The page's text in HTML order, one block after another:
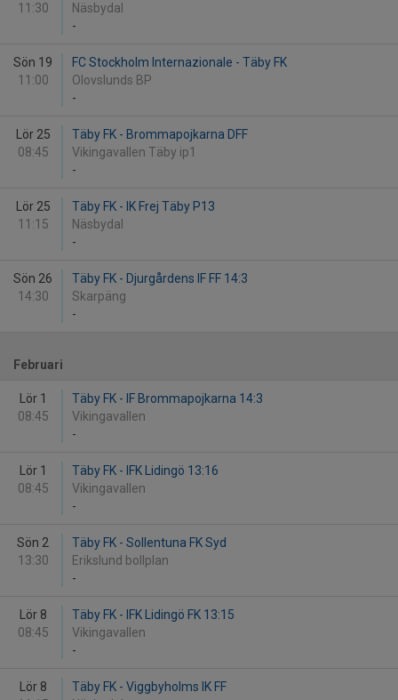
11:30
Näsbydal
-
Sön 19
11:00
FC Stockholm Internazionale - Täby FK
Olovslunds BP
-
Lör 25
08:45
Täby FK - Brommapojkarna DFF
Vikingavallen Täby ip1
-
Lör 25
11:15
Täby FK - IK Frej Täby P13
Näsbydal
-
Sön 26
14:30
Täby FK - Djurgårdens IF FF 14:3
Skarpäng
-
Februari
Lör 1
08:45
Täby FK - IF Brommapojkarna 14:3
Vikingavallen
-
Lör 1
08:45
Täby FK - IFK Lidingö 13:16
Vikingavallen
-
Sön 2
13:30
Täby FK - Sollentuna FK Syd
Erikslund bollplan
-
Lör 8
08:45
Täby FK - IFK Lidingö FK 13:15
Vikingavallen
-
Lör 8
Täby FK - Viggbyholms IK FF